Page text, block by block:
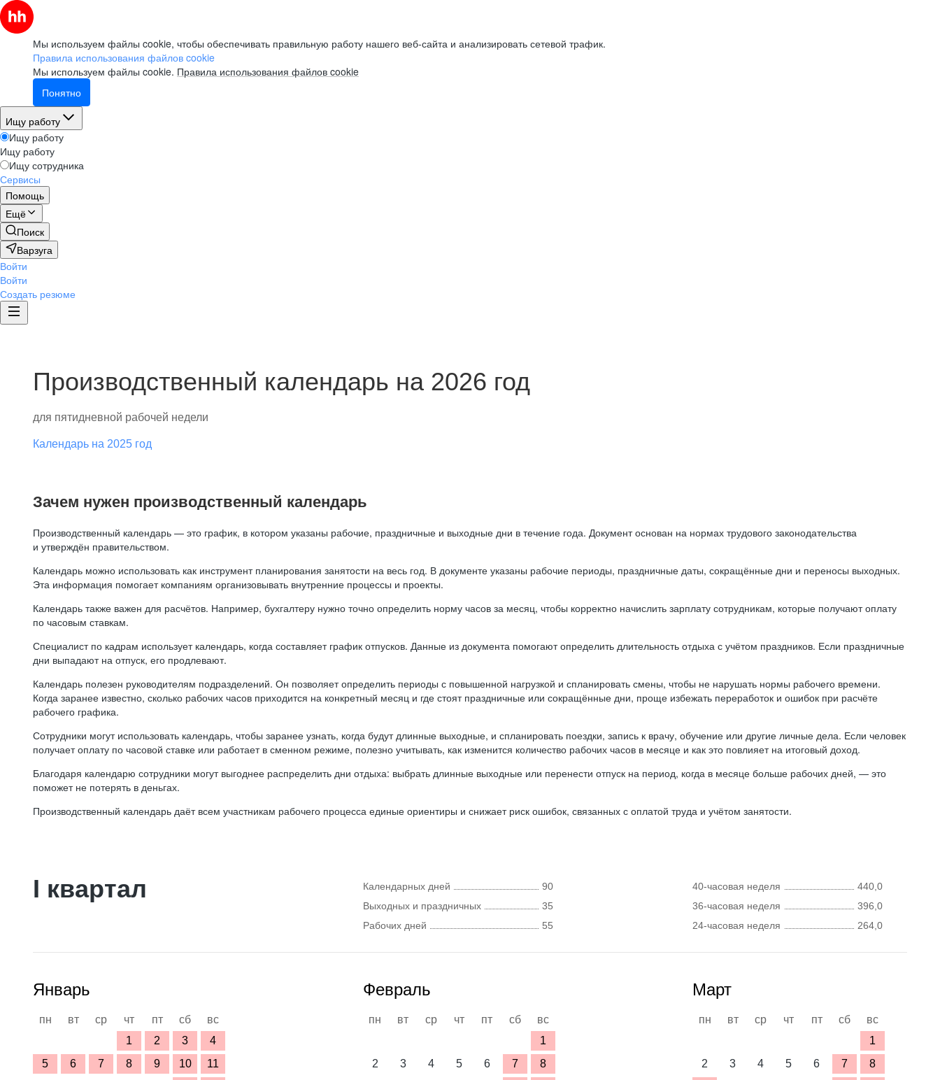
Мы используем файлы cookie, чтобы обеспечивать правильную работу нашего веб-сайта и анализировать сетевой трафик.
Правила использования файлов cookie
Мы используем файлы cookie. Правила использования файлов cookie
Понятно
Ищу работу
Ищу работу
Ищу работу
Ищу сотрудника
Сервисы
Помощь
Ещё
Поиск
Варзуга
Войти
Войти
Создать резюме
Производственный календарь на 2026 год
для пятидневной рабочей недели
Календарь на 2025 год
Зачем нужен производственный календарь
Производственный календарь — это график, в котором указаны рабочие, праздничные и выходные дни в течение года. Документ основан на нормах трудового законодательства
и утверждён правительством.
Календарь можно использовать как инструмент планирования занятости на весь год. В документе указаны рабочие периоды, праздничные даты, сокращённые дни и переносы выходных.
Эта информация помогает компаниям организовывать внутренние процессы и проекты.
Календарь также важен для расчётов. Например, бухгалтеру нужно точно определить норму часов за месяц, чтобы корректно начислить зарплату сотрудникам, которые получают оплату
по часовым ставкам.
Специалист по кадрам использует календарь, когда составляет график отпусков. Данные из документа помогают определить длительность отдыха с учётом праздников. Если праздничные
дни выпадают на отпуск, его продлевают.
Календарь полезен руководителям подразделений. Он позволяет определить периоды с повышенной нагрузкой и спланировать смены, чтобы не нарушать нормы рабочего времени.
Когда заранее известно, сколько рабочих часов приходится на конкретный месяц и где стоят праздничные или сокращённые дни, проще избежать переработок и ошибок при расчёте
рабочего графика.
Сотрудники могут использовать календарь, чтобы заранее узнать, когда будут длинные выходные, и спланировать поездки, запись к врачу, обучение или другие личные дела. Если человек
получает оплату по часовой ставке или работает в сменном режиме, полезно учитывать, как изменится количество рабочих часов в месяце и как это повлияет на итоговый доход.
Благодаря календарю сотрудники могут выгоднее распределить дни отдыха: выбрать длинные выходные или перенести отпуск на период, когда в месяце больше рабочих дней, — это
поможет не потерять в деньгах.
Производственный календарь даёт всем участникам рабочего процесса единые ориентиры и снижает риск ошибок, связанных с оплатой труда и учётом занятости.
I квартал Календарных дней
90
Выходных и праздничных
35
Рабочих дней
55
40-часовая неделя
440,0
36-часовая неделя
396,0
24-часовая неделя
264,0
Январь
пн вт ср чт пт сб
вс
1
2 3
4
5
6 7 8 9 10
11
Февраль
пн вт ср чт пт сб
вс
1
2
3 4 5 6 7
8
Март
пн вт ср чт пт сб
вс
1
2
3 4 5 6 7
8